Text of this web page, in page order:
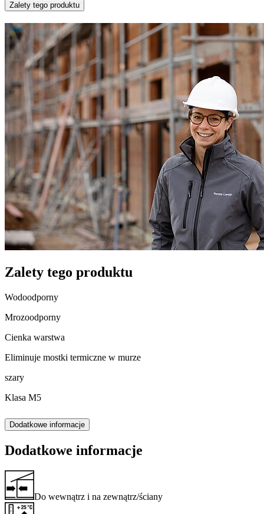
Zalety tego produktu
Zalety tego produktu
Wodoodporny
Mrozoodporny
Cienka warstwa
Eliminuje mostki termiczne w murze
szary
Klasa M5
Dodatkowe informacje
Dodatkowe informacje
Do wewnątrz i na zewnątrz/ściany